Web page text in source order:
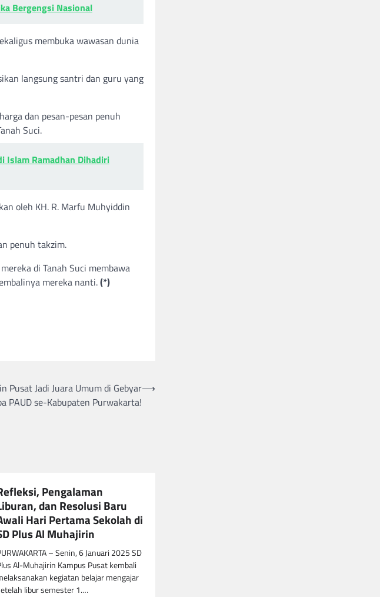
Bergengsi Nasional
membuka wawasan dunia
langsung santri dan guru yang
dan pesan-pesan penuh
Suci.
Islam Ramadhan Dihadiri
oleh KH. R. Marfu Muhyiddin
penuh takzim.
di Tanah Suci membawa
mereka nanti.(*)
Jadi Juara Umum di Gebyar
PAUD se-Kabupaten Purwakarta!
⟶
Pengalaman
dan Resolusi Baru
Hari Pertama Sekolah di
Plus Al Muhajirin
– Senin, 6 Januari 2025 SD
Al-Muhajirin Kampus Pusat kembali
kegiatan belajar mengajar
libur semester 1.…